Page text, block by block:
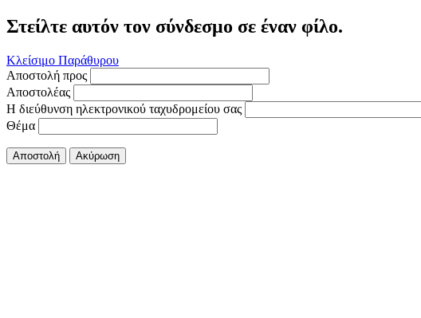
Στείλτε αυτόν τον σύνδεσμο σε έναν φίλο.
Κλείσιμο Παράθυρου
Αποστολή προς
Αποστολέας
Η διεύθυνση ηλεκτρονικού ταχυδρομείου σας
Θέμα
Αποστολή Ακύρωση